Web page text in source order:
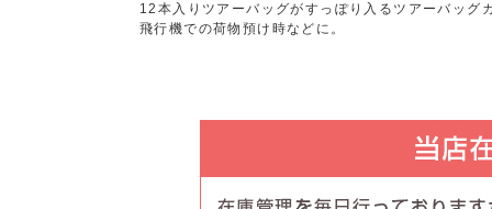
12本入りツアーバッグがすっぽり入るツアーバッグ
飛行機での荷物預け時などに。